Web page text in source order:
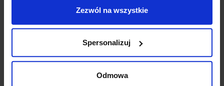
Zezwól na wszystkie
Spersonalizuj
Odmowa
favorite_border